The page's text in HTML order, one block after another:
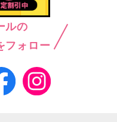
ルの
フォロー